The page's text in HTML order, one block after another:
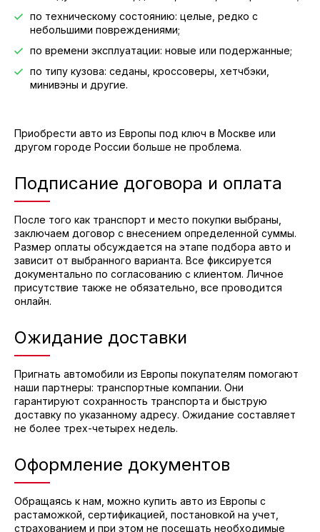
по техническому состоянию: целые, редко с
небольшими повреждениями;
по времени эксплуатации: новые или подержанные;
по типу кузова: седаны, кроссоверы, хетчбэки,
минивэны и другие.
Приобрести авто из Европы под ключ в Москве или
другом городе России больше не проблема.
Подписание договора и оплата
После того как транспорт и место покупки выбраны,
заключаем договор с внесением определенной суммы.
Размер оплаты обсуждается на этапе подбора авто и
зависит от выбранного варианта. Все фиксируется
документально по согласованию с клиентом. Личное
присутствие также не обязательно, все проводится
онлайн.
Ожидание доставки
Пригнать автомобили из Европы покупателям помогают
наши партнеры: транспортные компании. Они
гарантируют сохранность транспорта и быструю
доставку по указанному адресу. Ожидание составляет
не более трех-четырех недель.
Оформление документов
Обращаясь к нам, можно купить авто из Европы с
растаможкой, сертификацией, постановкой на учет,
страхованием и при этом не посещать необходимые